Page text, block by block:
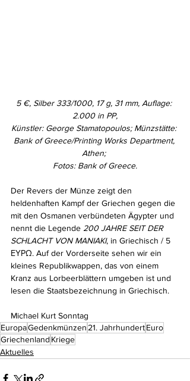
5 €, Silber 333/1000, 17 g, 31 mm, Auflage:
2.000 in PP,
Künstler: George Stamatopoulos; Münzstätte:
Bank of Greece/Printing Works Department,
Athen;
Fotos: Bank of Greece.
Der Revers der Münze zeigt den
heldenhaften Kampf der Griechen gegen die
mit den Osmanen verbündeten Ägypter und
nennt die Legende 200 JAHRE SEIT DER
SCHLACHT VON MANIAKI, in Griechisch / 5
ΕΥΡΩ. Auf der Vorderseite sehen wir ein
kleines Republikwappen, das von einem
Kranz aus Lorbeerblättern umgeben ist und
lesen die Staatsbezeichnung in Griechisch.
Michael Kurt Sonntag
EuropaGedenkmünzen 21. JahrhundertEuro
Griechenland Kriege
Aktuelles